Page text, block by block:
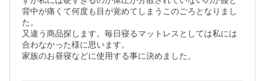
背中が痛くて何度も目が覚めてしまうこのごろとなりまし
た。
又違う商品探します。毎日寝るマットレスとしては私には
合わなかった様に思います。
家族のお昼寝などに使用する事に決めました。